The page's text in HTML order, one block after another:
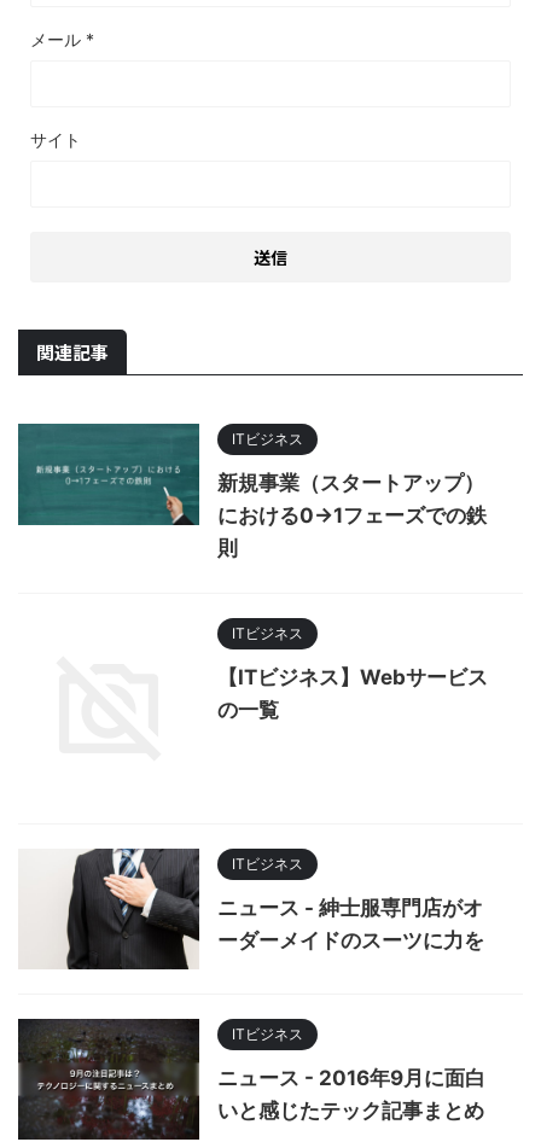
メール *
サイト
関連記事
ITビジネス
新規事業（スタートアップ）
における0→1フェーズでの鉄
則
ITビジネス
【ITビジネス】Webサービス
の一覧
ITビジネス
ニュース - 紳士服専門店がオ
ーダーメイドのスーツに力を
ITビジネス
ニュース - 2016年9月に面白
いと感じたテック記事まとめ